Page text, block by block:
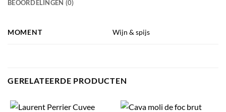
BEOORDELINGEN (0)
MOMENT Wijn & spijs
GERELATEERDE PRODUCTEN